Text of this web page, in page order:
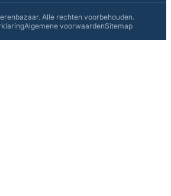
Alle rechten voorbehouden.
Algemene voorwaardenSitemap